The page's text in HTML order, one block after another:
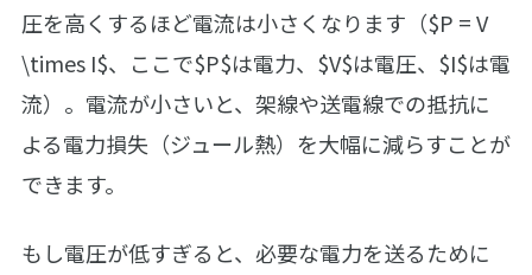
圧を高くするほど電流は小さくなります（$P = V
\times I$、ここで$P$は電力、$V$は電圧、$I$は電
流）。電流が小さいと、架線や送電線での抵抗に
よる電力損失（ジュール熱）を大幅に減らすことが
できます。
もし電圧が低すぎると、必要な電力を送るために